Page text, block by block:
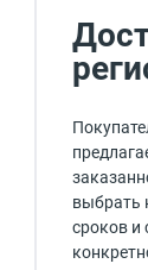
выбрать
сроков и